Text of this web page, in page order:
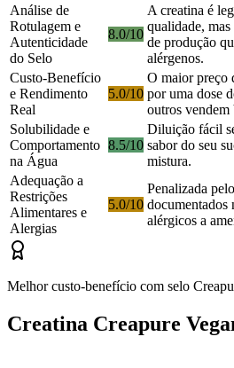
Análise de
Rotulagem e
Autenticidade
do Selo
8.0/10
A creatina é
qualidade,
de produção
alérgenos.
Custo-Benefício
e Rendimento
Real
5.0/10
O maior preço
por uma dose
outros vendem
Solubilidade e
Comportamento
na Água
8.5/10
Diluição fácil
sabor do seu
mistura.
Adequação a
Restrições
Alimentares e
Alergias
5.0/10
Penalizada
documentados
alérgicos a
Melhor custo-benefício com selo
Creatina Creapure